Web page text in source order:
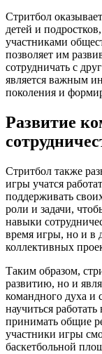
Стритбол
детей и
участниками
позволяет им
сотрудничать с
является важным
поколения и
Развитие
Стритбол также
игры учатся
поддерживать
роли и задачи,
навыки
время игры, но и в
коллективных
Таким образом,
развитию, но и
командного духа и
научиться
принимать общие
участники игры
баскетбольной